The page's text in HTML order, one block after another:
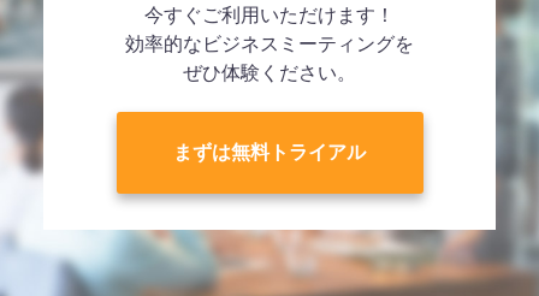
今すぐご利用いただけます！
効率的なビジネスミーティングを
ぜひ体験ください。
まずは無料トライアル